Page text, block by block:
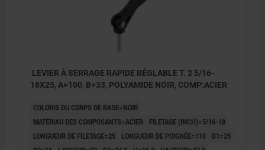
LEVIER À SERRAGE RAPIDE RÉGLABLE T. 2 5/16-
18X25, A=100, B=33, POLYAMIDE NOIR, COMP:ACIER
COLORIS DU CORPS DE BASE=NOIR
MATÉRIAU DES COMPOSANTS=ACIER
FILETAGE (INCH)=5/16-18
LONGUEUR DE FILETAGE=25
LONGUEUR DE POIGNÉE=110
D1=25